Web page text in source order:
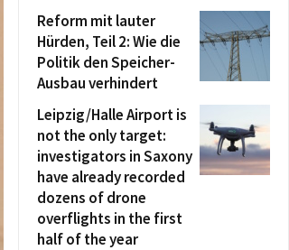
Reform mit lauter
Hürden, Teil 2: Wie die
Politik den Speicher-
Ausbau verhindert
Leipzig/Halle Airport is
not the only target:
investigators in Saxony
have already recorded
dozens of drone
overflights in the first
half of the year